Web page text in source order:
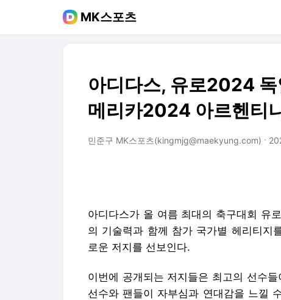
MK스포츠
아디다스, 유로2024 독
메리카2024 아르헨티
민준구 MK스포츠(kingmjg@maekyung.com)
아디다스가 올 여름 최대의 축구대회 유
의 기술력과 함께 참가 국가별 헤리티지
로운 저지를 선보인다.
이번에 공개되는 저지들은 최고의 선수
선수와 팬들이 자부심과 연대감을 느낄